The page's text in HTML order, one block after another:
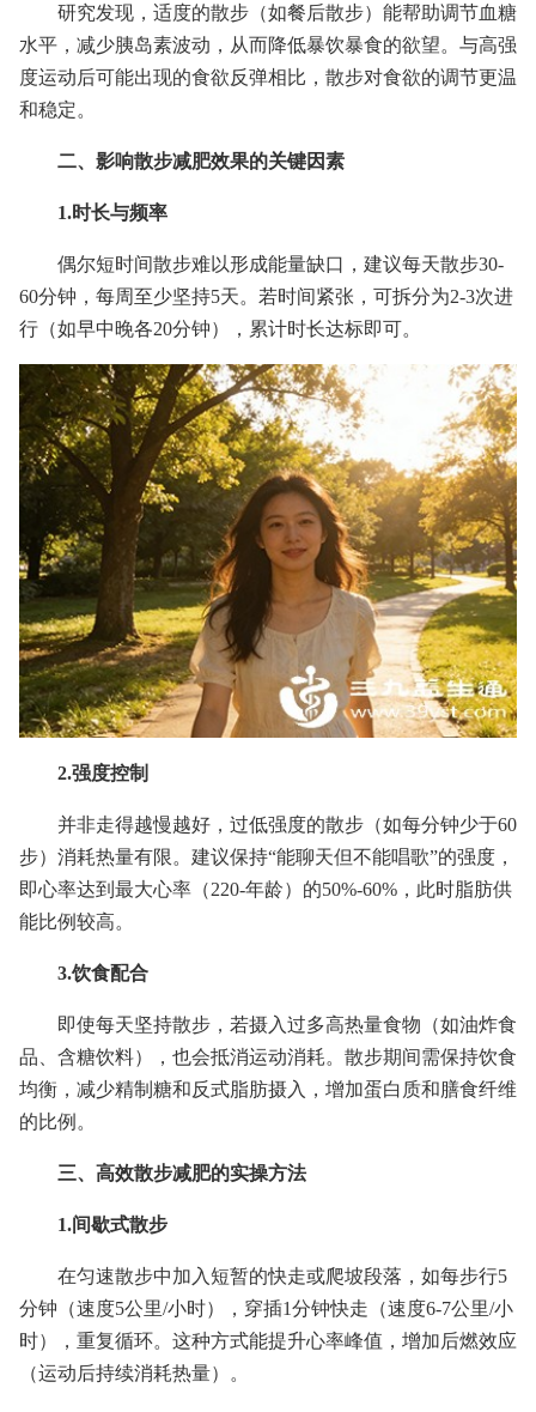
研究发现，适度的散步（如餐后散步）能帮助调节血糖
水平，减少胰岛素波动，从而降低暴饮暴食的欲望。与高强
度运动后可能出现的食欲反弹相比，散步对食欲的调节更温
和稳定。
二、影响散步减肥效果的关键因素
1.时长与频率
偶尔短时间散步难以形成能量缺口，建议每天散步30-
60分钟，每周至少坚持5天。若时间紧张，可拆分为2-3次进
行（如早中晚各20分钟），累计时长达标即可。
2.强度控制
并非走得越慢越好，过低强度的散步（如每分钟少于60
步）消耗热量有限。建议保持“能聊天但不能唱歌”的强度，
即心率达到最大心率（220-年龄）的50%-60%，此时脂肪供
能比例较高。
3.饮食配合
即使每天坚持散步，若摄入过多高热量食物（如油炸食
品、含糖饮料），也会抵消运动消耗。散步期间需保持饮食
均衡，减少精制糖和反式脂肪摄入，增加蛋白质和膳食纤维
的比例。
三、高效散步减肥的实操方法
1.间歇式散步
在匀速散步中加入短暂的快走或爬坡段落，如每步行5
分钟（速度5公里/小时），穿插1分钟快走（速度6-7公里/小
时），重复循环。这种方式能提升心率峰值，增加后燃效应
（运动后持续消耗热量）。